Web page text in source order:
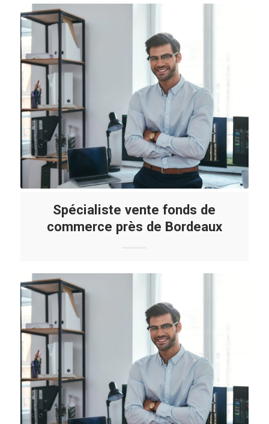
Spécialiste vente fonds de
commerce près de Bordeaux